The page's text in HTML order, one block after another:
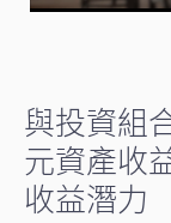
與投資組
元資產收
收益潛力